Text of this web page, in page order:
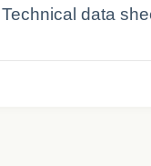
Technical data